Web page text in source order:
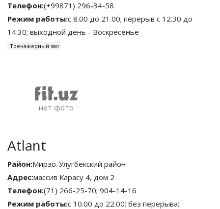
Телефон:(+99871) 296-34-58
Режим работы:с 8.00 до 21.00; перерыв с 12.30 до
14.30; выходной день - Воскресенье
Тренажерный зал
Atlant
Район:Мирзо-Улугбекский район
Адрес:массив Карасу 4, дом 2
Телефон:(71) 266-25-70; 904-14-16
Режим работы:с 10.00 до 22.00; без перерыва;